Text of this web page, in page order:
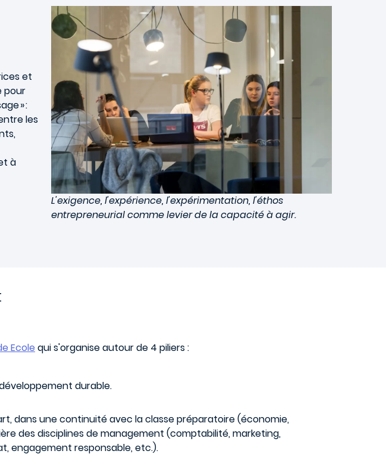
et
pour
» :
les
à
L'exigence, l'expérience, l'expérimentation, l'éthos
entrepreneurial comme levier de la capacité à agir.
Ecole qui s'organise autour de 4 piliers :
durable.
dans une continuité avec la classe préparatoire (économie,
des disciplines de management (comptabilité, marketing,
engagement responsable, etc.).